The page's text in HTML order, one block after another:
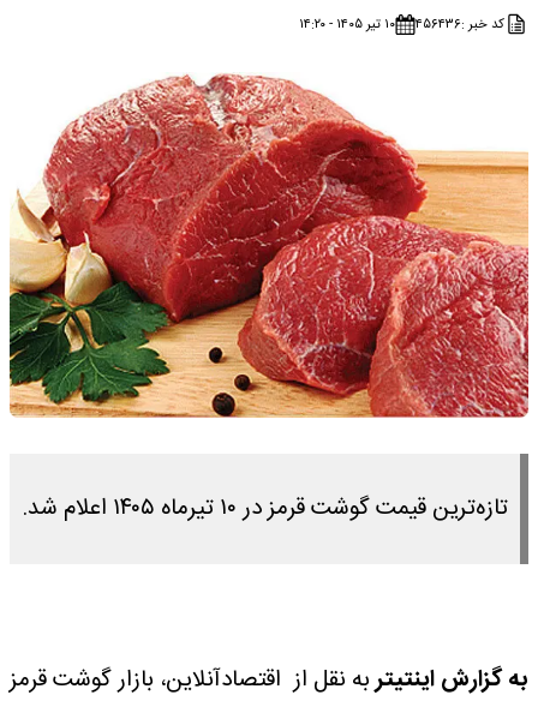
کد خبر :۴۵۶۴۳۶ ۱۰ تیر ۱۴۰۵ - ۱۴:۲۰
تازه‌ترین قیمت گوشت قرمز در ۱۰ تیرماه ۱۴۰۵ اعلام شد.
به گزارش اینتیتربه نقل از اقتصادآنلاین، بازار گوشت قرمز